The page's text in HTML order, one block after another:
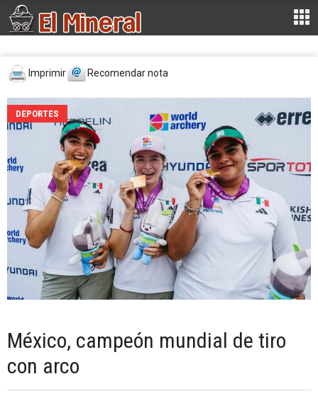
Imprimir Recomendar nota
DEPORTES
México, campeón mundial de tiro
con arco